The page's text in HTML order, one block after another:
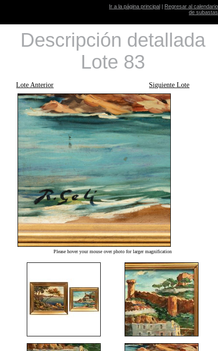
Ir a la página principal | Regresar al calendario
de subastas
Descripción detallada
Lote 83
Lote Anterior Siguiente Lote
Please hover your mouse over photo for larger magnification